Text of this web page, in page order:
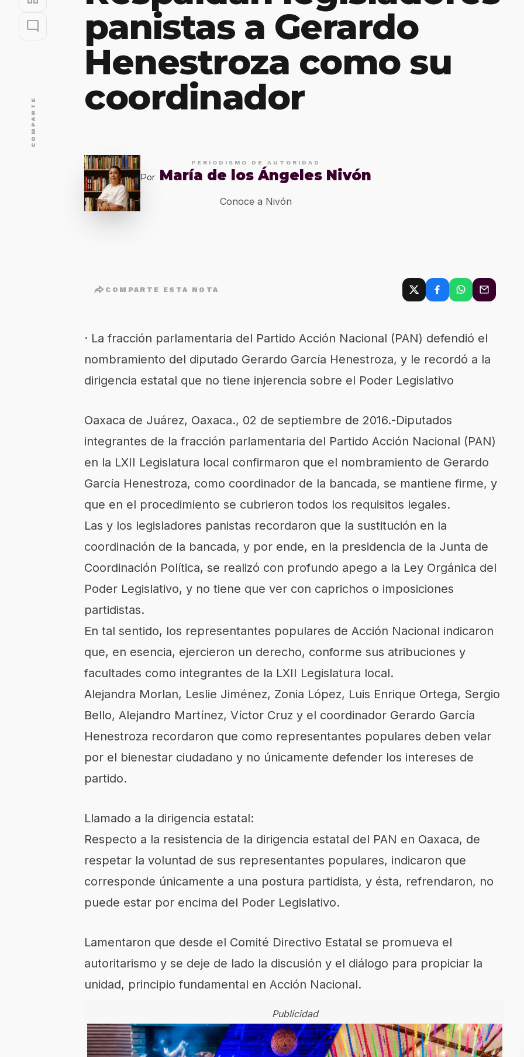
mode_comment
COMPARTE
panistas a Gerardo
Henestroza como su
coordinador​
PERIODISMO DE AUTORIDAD
Por María de los Ángeles Nivón
Conoce a Nivón
COMPARTE ESTA NOTA
· La fracción parlamentaria del Partido Acción Nacional (PAN) defendió el
nombramiento del diputado Gerardo García Henestroza, y le recordó a la
dirigencia estatal que no tiene injerencia sobre el Poder Legislativo​
Oaxaca de Juárez, Oaxaca., 02 de septiembre de 2016.-Diputados
integrantes de la fracción parlamentaria del Partido Acción Nacional (PAN)
en la LXII Legislatura local confirmaron que el nombramiento de Gerardo
García Henestroza, como coordinador de la bancada, se mantiene firme, y
que en el procedimiento se cubrieron todos los requisitos legales.​
Las y los legisladores panistas recordaron que la sustitución en la
coordinación de la bancada, y por ende, en la presidencia de la Junta de
Coordinación Política, se realizó con profundo apego a la Ley Orgánica del
Poder Legislativo, y no tiene que ver con caprichos o imposiciones
partidistas.​
En tal sentido, los representantes populares de Acción Nacional indicaron
que, en esencia, ejercieron un derecho, conforme sus atribuciones y
facultades como integrantes de la LXII Legislatura local.​
Alejandra Morlan, Leslie Jiménez, Zonia López, Luis Enrique Ortega, Sergio
Bello, Alejandro Martínez, Víctor Cruz y el coordinador Gerardo García
Henestroza recordaron que como representantes populares deben velar
por el bienestar ciudadano y no únicamente defender los intereses de
partido.​
Llamado a la dirigencia estatal:​
Respecto a la resistencia de la dirigencia estatal del PAN en Oaxaca, de
respetar la voluntad de sus representantes populares, indicaron que
corresponde únicamente a una postura partidista, y ésta, refrendaron, no
puede estar por encima del Poder Legislativo.
Lamentaron que desde el Comité Directivo Estatal se promueva el
autoritarismo y se deje de lado la discusión y el diálogo para propiciar la
unidad, principio fundamental en Acción Nacional.
Publicidad